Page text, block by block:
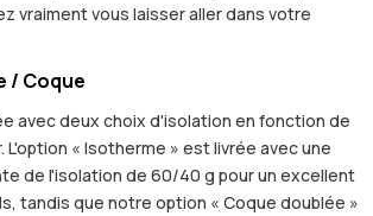
vraiment vous laisser aller dans votre
/ Coque
avec deux choix d'isolation en fonction de
« Isotherme » est livrée avec une
de l'isolation de 60/40 g pour un excellent
tandis que notre option « Coque doublée »